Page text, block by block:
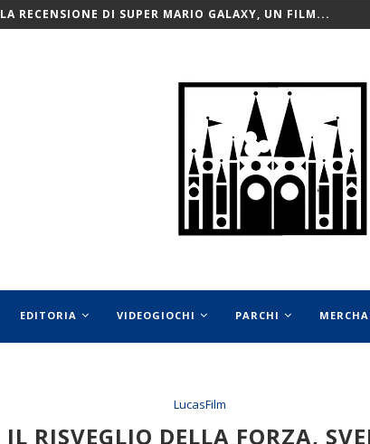
RAI E DISNEY+: LE FICTION ARRIVANO ANCHE SULLA...
EDITORIA VIDEOGIOCHI PARCHI
LucasFilm
IL RISVEGLIO DELLA FORZA,